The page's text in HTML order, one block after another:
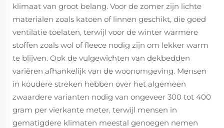
klimaat van groot belang. Voor de zomer zijn lichte
materialen zoals katoen of linnen geschikt, die goed
ventilatie toelaten, terwijl voor de winter warmere
stoffen zoals wol of fleece nodig zijn om lekker warm
te blijven. Ook de vulgewichten van dekbedden
variëren afhankelijk van de woonomgeving. Mensen
in koudere streken hebben over het algemeen
zwaardere varianten nodig van ongeveer 300 tot 400
gram per vierkante meter, terwijl mensen in
gematigdere klimaten meestal genoegen nemen